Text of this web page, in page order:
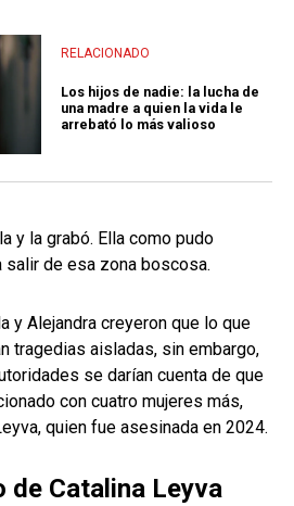
RELACIONADO
Los hijos de nadie: la lucha de
una madre a quien la vida le
arrebató lo más valioso
y la grabó. Ella como pudo
salir de esa zona boscosa.
y Alejandra creyeron que lo que
tragedias aisladas, sin embargo,
se darían cuenta de que
con cuatro mujeres más,
quien fue asesinada en 2024.
de Catalina Leyva